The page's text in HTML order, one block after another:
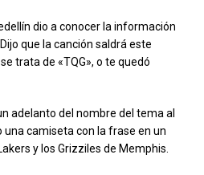
dio a conocer la información
que la canción saldrá este
trata de «TQG», o te quedó
adelanto del nombre del tema al
una camiseta con la frase en un
y los Grizziles de Memphis.